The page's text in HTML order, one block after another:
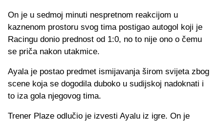
On je u sedmoj minuti nespretnom reakcijom u
kaznenom prostoru svog tima postigao autogol koji je
Racingu donio prednost od 1:0, no to nije ono o čemu
se priča nakon utakmice.
Ayala je postao predmet ismijavanja širom svijeta zbog
scene koja se dogodila duboko u sudijskoj nadoknati i
to iza gola njegovog tima.
Trener Plaze odlučio je izvesti Ayalu iz igre. On je